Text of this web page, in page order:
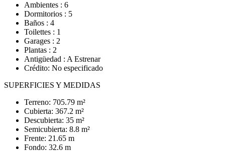
Ambientes : 6
Dormitorios : 5
Baños : 4
Toilettes : 1
Garages : 2
Plantas : 2
Antigüedad : A Estrenar
Crédito: No especificado
SUPERFICIES Y MEDIDAS
Terreno: 705.79 m²
Cubierta: 367.2 m²
Descubierta: 35 m²
Semicubierta: 8.8 m²
Frente: 21.65 m
Fondo: 32.6 m